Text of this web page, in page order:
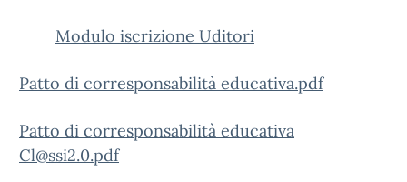
Modulo iscrizione Uditori
Patto di corresponsabilità educativa.pdf
Patto di corresponsabilità educativa
Cl@ssi2.0.pdf